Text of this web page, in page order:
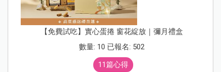
【免費試吃】實心蛋捲 窗花綻放｜彌月禮盒
數量: 10 已報名: 502
11篇心得